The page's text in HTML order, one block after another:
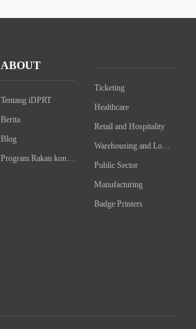
ABOUT
Tentang iDPRT
Berita
Blog
Program Rakan kongsi
Ticketing
Healthcare
Retail and Hospitality
Warehousing and Logistics
Public Sector
Manufacturing
Badge Printers